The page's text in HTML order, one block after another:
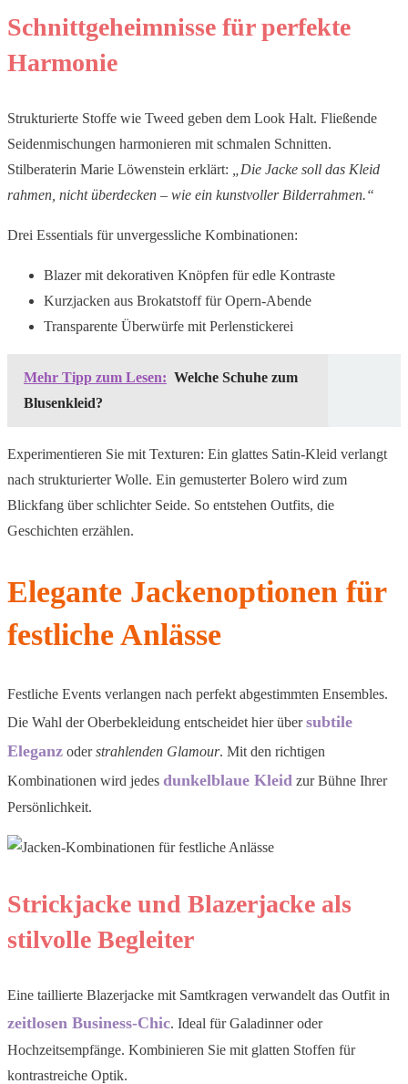
Schnittgeheimnisse für perfekte
Harmonie
Strukturierte Stoffe wie Tweed geben dem Look Halt. Fließende
Seidenmischungen harmonieren mit schmalen Schnitten.
Stilberaterin Marie Löwenstein erklärt:
„Die Jacke soll das Kleid
rahmen, nicht überdecken – wie ein kunstvoller Bilderrahmen.“
Drei Essentials für unvergessliche Kombinationen:
Blazer mit dekorativen Knöpfen für edle Kontraste
Kurzjacken aus Brokatstoff für Opern-Abende
Transparente Überwürfe mit Perlenstickerei
Mehr Tipp zum Lesen: Welche Schuhe zum
Blusenkleid?
Experimentieren Sie mit Texturen: Ein glattes Satin-Kleid verlangt
nach strukturierter Wolle. Ein gemusterter Bolero wird zum
Blickfang über schlichter Seide. So entstehen Outfits, die
Geschichten erzählen.
Elegante Jackenoptionen für
festliche Anlässe
Festliche Events verlangen nach perfekt abgestimmten Ensembles.
Die Wahl der Oberbekleidung entscheidet hier übersubtile
Eleganz oderstrahlenden Glamour. Mit den richtigen
Kombinationen wird jedes dunkelblaue Kleid zur Bühne Ihrer
Persönlichkeit.
Strickjacke und Blazerjacke als
stilvolle Begleiter
Eine taillierte Blazerjacke mit Samtkragen verwandelt das Outfit in
zeitlosen Business-Chic. Ideal für Galadinner oder
Hochzeitsempfänge. Kombinieren Sie mit glatten Stoffen für
kontrastreiche Optik.